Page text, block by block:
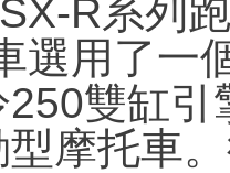
R系列
選用了
雙缸
型摩托車